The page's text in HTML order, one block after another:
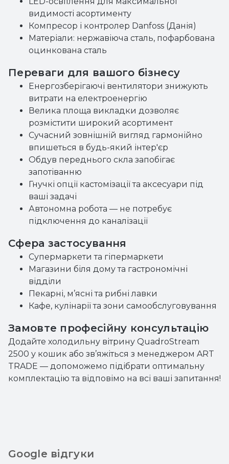
видимості асортименту
Компресор і контролер Danfoss (Данія)
Матеріали: нержавіюча сталь, пофарбована
оцинкована сталь
Переваги для вашого бізнесу
Енергозберігаючі вентилятори знижують
витрати на електроенергію
Велика площа викладки дозволяє
розмістити широкий асортимент
Сучасний зовнішній вигляд гармонійно
впишеться в будь-який інтер'єр
Обдув переднього скла запобігає
запотіванню
Гнучкі опції кастомізації та аксесуари під
ваші задачі
Автономна робота — не потребує
підключення до каналізації
Сфера застосування
Супермаркети та гіпермаркети
Магазини біля дому та гастрономічні
відділи
Пекарні, м’ясні та рибні лавки
Кафе, кулінарії та зони самообслуговування
Замовте професійну консультацію
Додайте холодильну вітрину QuadroStream
2500 у кошик або зв’яжіться з менеджером ART
TRADE — допоможемо підібрати оптимальну
комплектацію та відповімо на всі ваші запитання!
Google відгуки